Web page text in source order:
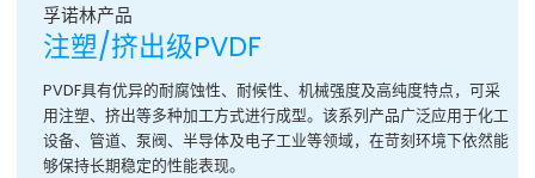
孚诺林产品
注塑/挤出级PVDF
PVDF具有优异的耐腐蚀性、耐候性、机械强度及高纯度特点，可采
用注塑、挤出等多种加工方式进行成型。该系列产品广泛应用于化工
设备、管道、泵阀、半导体及电子工业等领域，在苛刻环境下依然能
够保持长期稳定的性能表现。